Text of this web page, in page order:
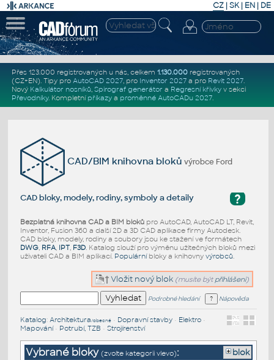
CZ | SK| EN | DE
Přes 123.000 registrovaných u nás, celkem 1.130.000registrovaných
(CZ+EN). Tipy pro AutoCAD 2027, pro Inventor 2027a pro Revit 2027.
Nový Kalkulátor nosníků, Spirograf generátor a Regresní křivkyv sekci
Převodníky. Kompletní příkazya proměnné AutoCADu 2027.
CAD/BIM knihovna blokůvýrobce Ford
?
CAD bloky, modely, rodiny, symboly a detaily
Bezplatná knihovna CAD a BIM blokůpro AutoCAD, AutoCAD LT, Revit,
Inventor, Fusion 360 a další 2D a 3D CAD aplikace firmy Autodesk.
CAD bloky, modely, rodiny a soubory jsou ke stažení ve formátech
DWG, RFA, IPT, F3D. Katalog slouží pro výměnu užitečných bloků mezi
uživateli CAD a BIM aplikací. Populárníbloky a knihovny výrobců.
Vložit nový blok (musíte být přihlášeni)
Podrobné hledání Nápověda
Katalog: Architektura/obecné• Dopravní stavby• Elektro•
Mapování• Potrubí, TZB • Strojírenství
Vybrané bloky (zvolte kategorii vlevo): blok